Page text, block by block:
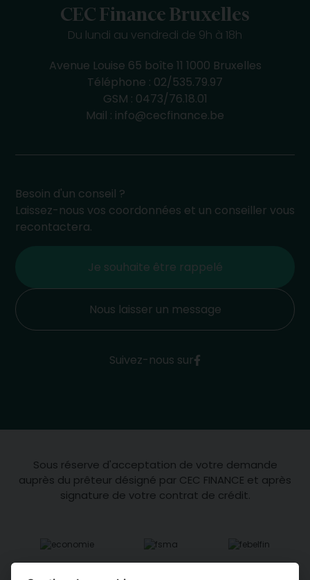
CEC Finance Bruxelles
Du lundi au vendredi de 9h à 18h
Avenue Louise 65 boîte 11 1000 Bruxelles
Téléphone : 02/535.79.97
GSM : 0473/76.18.01
Mail : info@cecfinance.be
Besoin d'un conseil ?
Laissez-nous vos coordonnées et un conseiller vous
recontactera.
Je souhaite être rappelé
Nous laisser un message
Suivez-nous sur
Sous réserve d'acceptation de votre demande
auprès du prêteur désigné par CEC FINANCE et après
signature de votre contrat de crédit.